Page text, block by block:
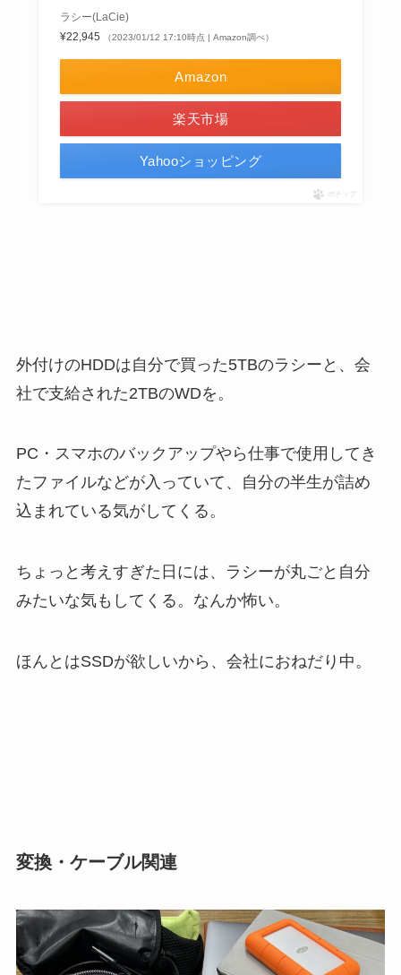
ラシー(LaCie)
¥22,945
（2023/01/12 17:10時点 | Amazon調べ）
Amazon
楽天市場
Yahooショッピング
ポチップ
外付けのHDDは自分で買った5TBのラシーと、会
社で支給された2TBのWDを。
PC・スマホのバックアップやら仕事で使用してき
たファイルなどが入っていて、自分の半生が詰め
込まれている気がしてくる。
ちょっと考えすぎた日には、ラシーが丸ごと自分
みたいな気もしてくる。なんか怖い。
ほんとはSSDが欲しいから、会社におねだり中。
変換・ケーブル関連